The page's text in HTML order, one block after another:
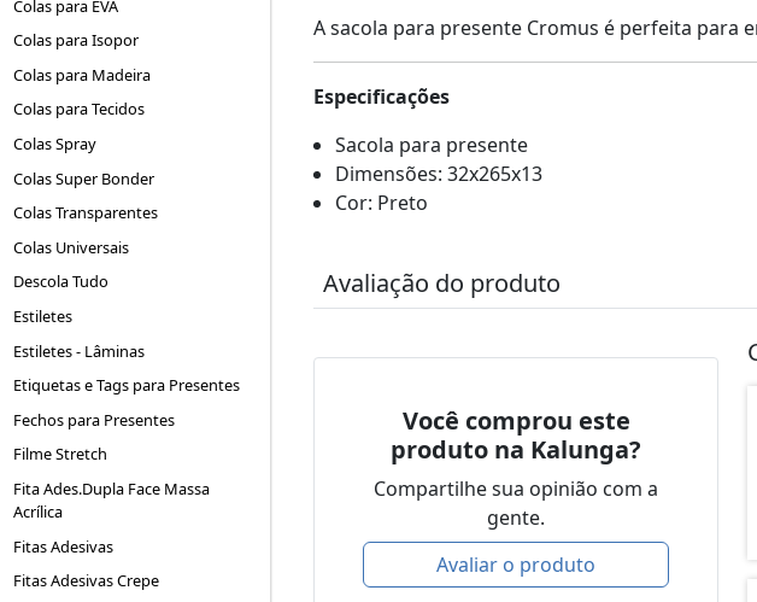
Colas para EVA
Colas para Isopor
Colas para Madeira
Colas para Tecidos
Colas Spray
Colas Super Bonder
Colas Transparentes
Colas Universais
Descola Tudo
Estiletes
Estiletes - Lâminas
Etiquetas e Tags para Presentes
Fechos para Presentes
Filme Stretch
Fita Ades.Dupla Face Massa
Acrílica
Fitas Adesivas
Fitas Adesivas Crepe
A sacola para presente Cromus é perfeita para
Especificações
Sacola para presente
Dimensões: 32x265x13
Cor: Preto
Avaliação do produto
Você comprou este
produto na Kalunga?
Compartilhe sua opinião com a
gente.
Avaliar o produto